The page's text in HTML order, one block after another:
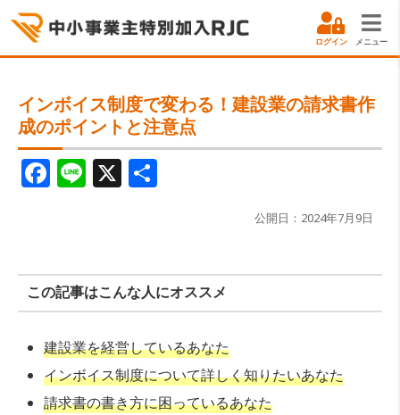
ログイン メニュー
インボイス制度で変わる！建設業の請求書作
成のポイントと注意点
F
a
b
o
o
k
Li
n
X
公開日：2024年7月9日
この記事はこんな人にオススメ
建設業を経営しているあなた
インボイス制度について詳しく知りたいあなた
請求書の書き方に困っているあなた